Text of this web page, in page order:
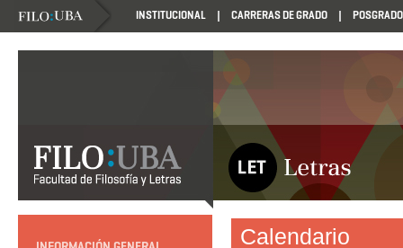
INSTITUCIONAL CARRERAS DE GRADO POSGRADO
Calendario